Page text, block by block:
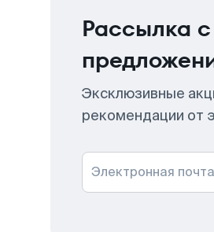
Рассылка
Эксклюзивные
рекомендации от
Электронная почта